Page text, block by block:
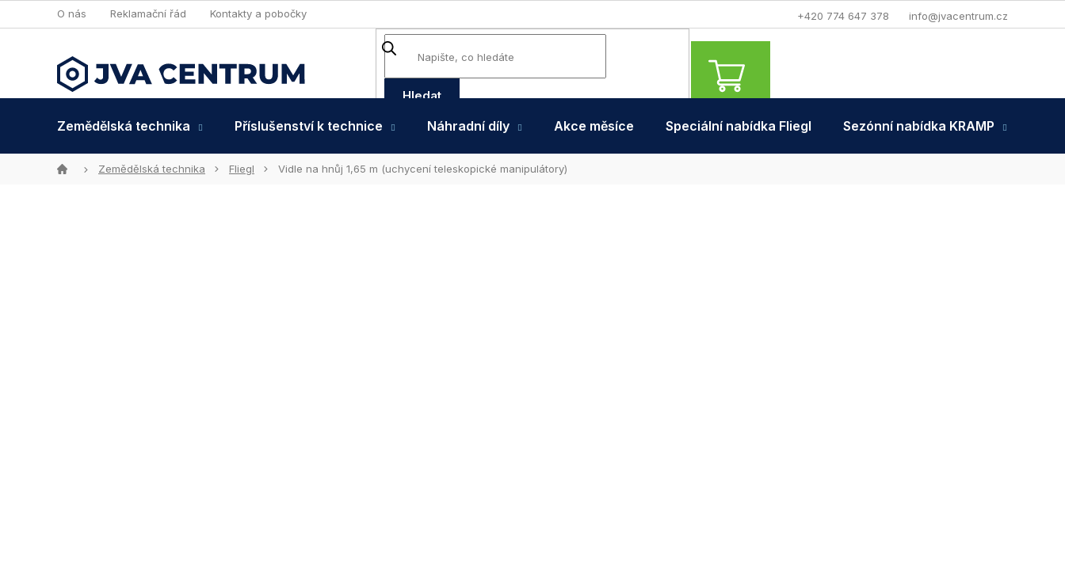
na
+420 774 647 378 info@jvacentrum.cz
O nás Reklamační řád Kontakty a pobočky
Hledat
NÁKUPNÍ
KOŠÍK
Zemědělská technika
Příslušenství k technice Náhradní díly Akce měsíce Speciální nabídka Fliegl Sezónní nabídka KRAMP
DomůZemědělská technika Fliegl Vidle na hnůj 1,65 m (uchycení teleskopické manipulátory)